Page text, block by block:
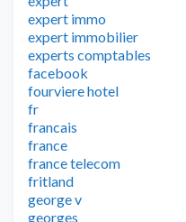
expert immo
expert immobilier
experts comptables
facebook
fourviere hotel
fr
francais
france
france telecom
fritland
george v
georges